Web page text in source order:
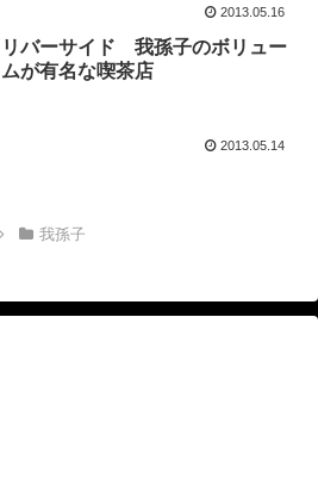
2013.05.16
リバーサイド 我孫子のボリュー
ムが有名な喫茶店
2013.05.14
我孫子